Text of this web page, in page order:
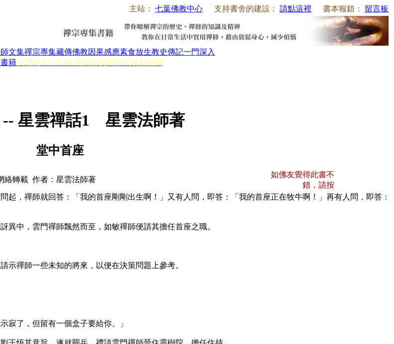
主站： 七葉佛教中心 支持書舍的建設： 請點這裡 書本報錯： 留言板
文集禪宗專集藏傳佛教因果感應素食放生教史傳記一門深入
籍我們的 Facebook 粉絲群贊助方式戒邪淫網
-- 星雲禪話1 星雲法師著
堂中首座
絡轉載 作者：星雲法師著
如佛友覺得此書不
錯，請按
，禪師就回答：「我的首座剛剛出生啊！」又有人問，即答：「我的首座正在牧牛啊！」再有人問，即答：
中，雲門禪師飄然而至，如敏禪師便請其擔任首座之職。
禪師一些未知的將來，以便在決策問題上參考。
了，但留有一個盒子要給你。」